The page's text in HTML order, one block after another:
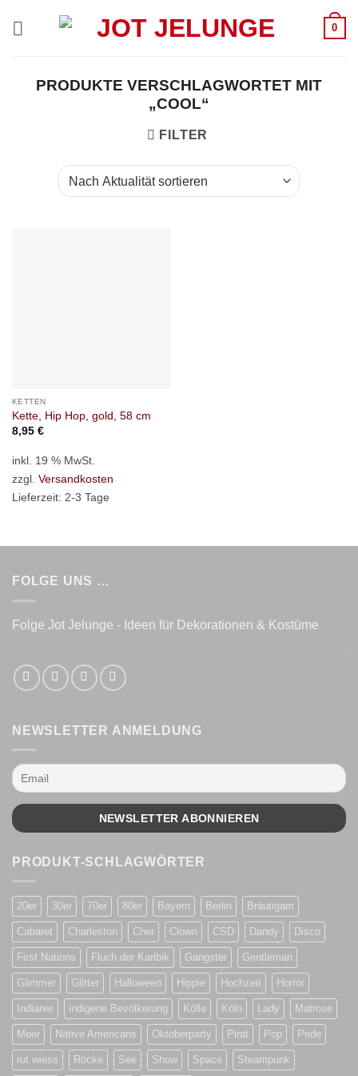
0
PRODUKTE VERSCHLAGWORTET MIT
„COOL“
FILTER
KETTEN
Kette, Hip Hop, gold, 58 cm
8,95 €
inkl. 19 % MwSt.
zzgl. Versandkosten
Lieferzeit: 2-3 Tage
FOLGE UNS …
Folge Jot Jelunge - Ideen für Dekorationen & Kostüme
NEWSLETTER ANMELDUNG
PRODUKT-SCHLAGWÖRTER
20er 30er 70er 80er Bayern Berlin Bräutigam
Cabaret Charleston Cher Clown CSD Dandy Disco
First Nations Fluch der Karibik Gangster Gentleman
Glimmer Glitter Halloween Hippie Hochzeit Horror
Indianer indigene Bevölkerung Kölle Köln Lady Matrose
Meer Native Americans Oktoberparty Pirat Pop Pride
rut wiess Röcke See Show Space Steampunk